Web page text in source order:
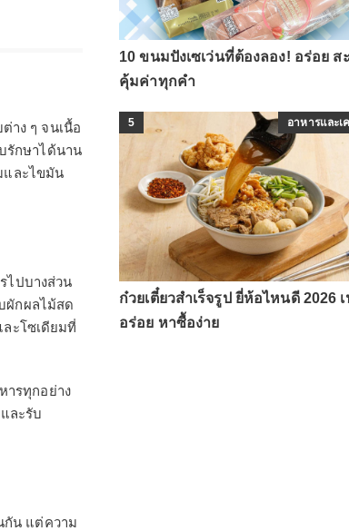
าง ๆ จนเนื้อ
รักษาได้นาน
และไขมัน
ไปบางส่วน
ผักผลไม้สด
ะโซเดียมที่
ารทุกอย่าง
ละรับ
กัน แต่ความ
10 ขนมปังเซเว่นที่ต้องลอง! อร่อย ส
คุ้มค่าทุกคำ
5 อาหารและเ
ก๋วยเตี๋ยวสำเร็จรูป ยี่ห้อไหนดี 2026
อร่อย หาซื้อง่าย